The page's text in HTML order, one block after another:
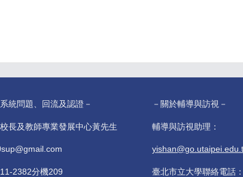
統問題、回流及認證－
長及教師專業發展中心黃先生
2382分機209
－關於輔導與訪視－
輔導與訪視助理：
臺北市立大學聯絡電話：